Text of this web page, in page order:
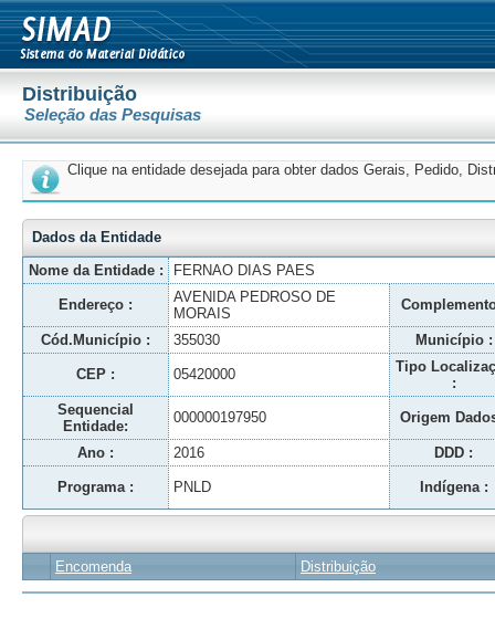
Distribuição
Seleção das Pesquisas
Clique na entidade desejada para obter dados Gerais, Pedido,
Dados da Entidade
Nome da Entidade :
FERNAO DIAS PAES
Endereço :
AVENIDA PEDROSO DE
MORAIS
Cód.Município : 355030 Município :
CEP : 05420000
Tipo
:
Sequencial
Entidade:
000000197950 Origem
Ano : 2016 DDD :
Programa : PNLD Indígena :
Encomenda Distribuição